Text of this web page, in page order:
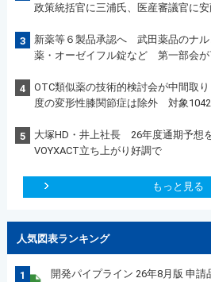
政策統括官に三浦氏、医産審議官に安
3
新薬等６製品承認へ 武田薬品のナル
薬・オーゼイフル錠など 第一部会が
4
OTC類似薬の技術的検討会が中間取
度の変形性膝関節症は除外 対象1042
5
大塚HD・井上社長 26年度通期予想
VOYXACT立ち上がり好調で
もっと見る
人気図表ランキング
1 開発パイプライン 26年8月版 申請